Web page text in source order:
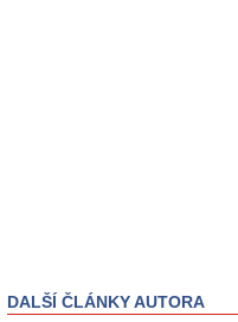
DALŠÍ ČLÁNKY AUTORA